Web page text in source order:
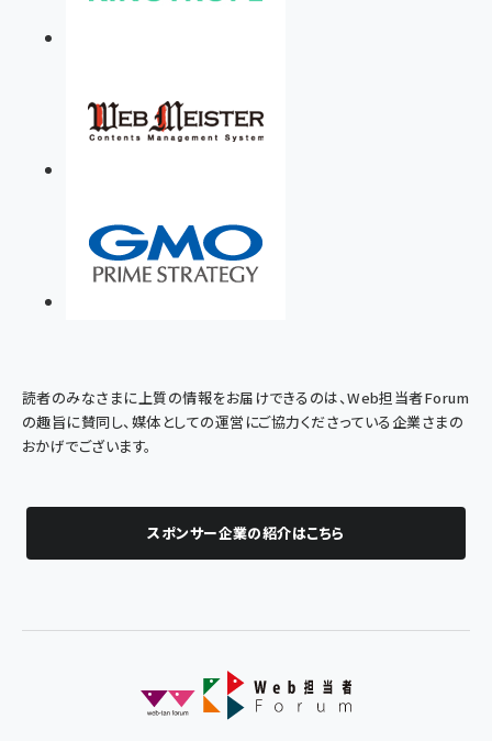
読者のみなさまに上質の情報をお届けできるのは、Web担当者Forum
の趣旨に賛同し、媒体としての運営にご協力くださっている企業さまの
おかげでございます。
スポンサー企業の紹介はこちら